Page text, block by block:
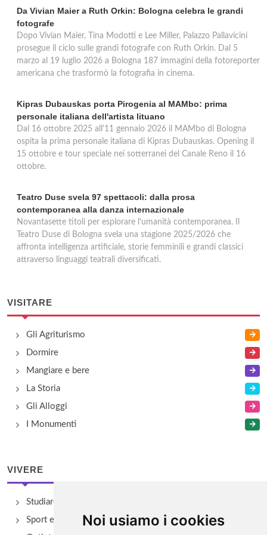
Noi usiamo i cookies
Da Vivian Maier a Ruth Orkin: Bologna celebra le grandi
fotografe
Dopo Vivian Maier, Tina Modotti e Lee Miller, Palazzo Pallavicini
prosegue il ciclo sulle grandi fotografe con Ruth Orkin. Dal 5
marzo al 19 luglio 2026 a Bologna 187 immagini della fotoreporter
americana che trasformò la fotografia in cinema.
Kipras Dubauskas porta Pirogenia al MAMbo: prima
personale italiana dell'artista lituano
Dal 16 ottobre 2025 all'11 gennaio 2026 il MAMbo di Bologna
ospita la prima personale italiana di Kipras Dubauskas. Opening il
15 ottobre e tour speciale nei sotterranei del Canale Reno il 16
ottobre.
Teatro Duse svela 97 spettacoli: dalla prosa
contemporanea alla danza internazionale
Novantasette titoli per esplorare l'umanità contemporanea. Il
Teatro Duse di Bologna svela una stagione 2025/2026 che
affronta intelligenza artificiale, storie femminili e grandi classici
attraverso linguaggi teatrali diversificati.
VISITARE
Gli Agriturismo
Dormire
Mangiare e bere
La Storia
Gli Alloggi
I Monumenti
VIVERE
Studiare
Sport e Benessere